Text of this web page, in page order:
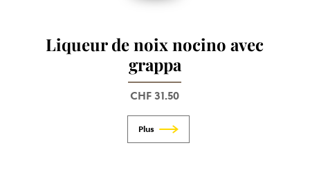
Liqueur de noix nocino avec
grappa
CHF31.50